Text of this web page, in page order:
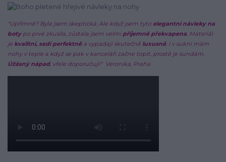
"Upřímně? Byla jsem skeptická. Ale když jsem tyto elegantní návleky na
botypo prvé zkusila, zůstala jsem velmi příjemně překvapena. Materiál
je kvalitní, sedí perfektněa vypadají skutečně luxusně. I v sukni mám
nohy v teple a když se pak v kanceláři začne topit, prostě je sundám.
Úžásný nápad, vřele doporučuji!" Veronika, Praha